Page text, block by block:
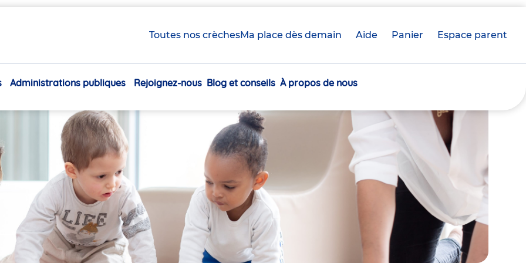
Toutes nos crèchesMa place dès demain Aide Panier crèche(s)
Espace parent
Navigation
Administrations publiques Rejoignez-nous Blog et conseils À propos de nous